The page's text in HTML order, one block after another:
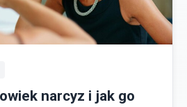
narcyz i jak go